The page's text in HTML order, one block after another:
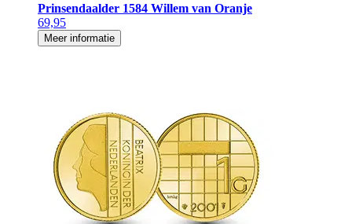
Prinsendaalder 1584 Willem van Oranje
69,95
Meer informatie